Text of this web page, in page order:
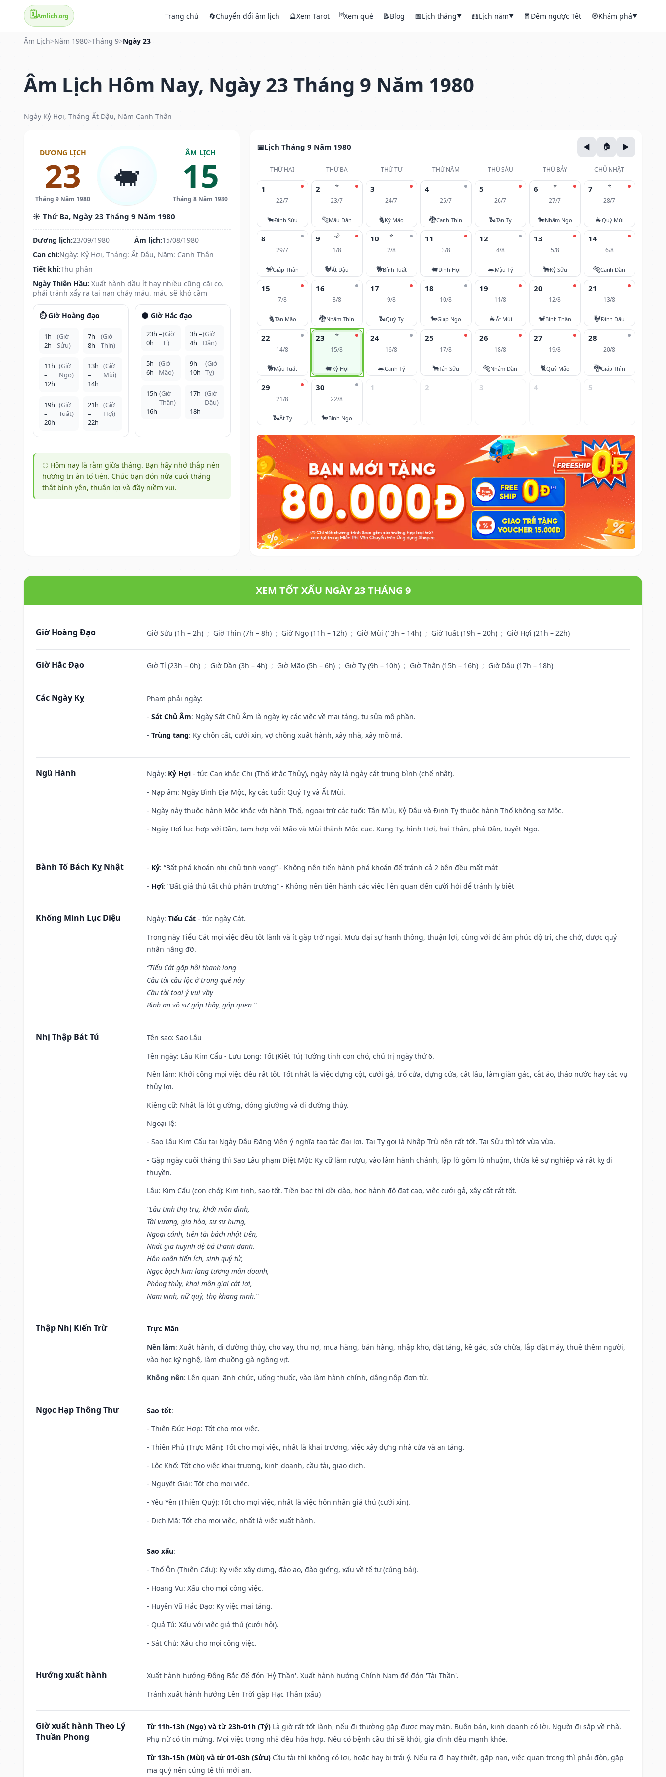
🗓️Amlich.org Trang chủ 🔄Chuyển đổi âm lịch 🔮Xem Tarot 🃏Xem quẻ 📝Blog 📅Lịch tháng▼ 📖Lịch năm▼ 🧧Đếm ngược Tết 🧭Khám phá▼
Âm Lịch>Năm 1980>Tháng 9>Ngày 23
Âm Lịch Hôm Nay, Ngày 23 Tháng 9 Năm 1980
Ngày Kỷ Hợi, Tháng Ất Dậu, Năm Canh Thân
DƯƠNG LỊCH
23
Tháng 9 Năm 1980
🐖
ÂM LỊCH
15
Tháng 8 Năm 1980
☀️ Thứ Ba, Ngày 23 Tháng 9 Năm 1980
Dương lịch:23/09/1980 Âm lịch:15/08/1980
Can chi:Ngày: Kỷ Hợi, Tháng: Ất Dậu, Năm: Canh Thân
Tiết khí:Thu phân
Ngày Thiên Hầu: Xuất hành dầu ít hay nhiều cũng cãi cọ,
phải tránh xẩy ra tai nạn chảy máu, máu sẽ khó cầm
⏱️ Giờ Hoàng đạo
1h –
2h
(Giờ
Sửu)
7h –
8h
(Giờ
Thìn)
11h
–
12h
(Giờ
Ngọ)
13h
–
14h
(Giờ
Mùi)
19h
–
20h
(Giờ
Tuất)
21h
–
22h
(Giờ
Hợi)
🌑 Giờ Hắc đạo
23h –
0h
(Giờ
Tí)
3h –
4h
(Giờ
Dần)
5h –
6h
(Giờ
Mão)
9h –
10h
(Giờ
Tỵ)
15h
–
16h
(Giờ
Thân)
17h
–
18h
(Giờ
Dậu)
🌕 Hôm nay là rằm giữa tháng. Bạn hãy nhớ thắp nén
hương tri ân tổ tiên. Chúc bạn đón nửa cuối tháng
thật bình yên, thuận lợi và đầy niềm vui.
Lịch Tháng 9 Năm 1980
THỨ HAI THỨ BA THỨ TƯ THỨ NĂM THỨ SÁU THỨ BẢY CHỦ NHẬT
1
22/7
🐂Đinh Sửu
⭐
2
23/7
🐅Mậu Dần
3
24/7
🐈Kỷ Mão
4
25/7
🐉Canh Thìn
5
26/7
🐍Tân Tỵ
⭐
6
27/7
🐎Nhâm Ngọ
⭐
7
28/7
🐐Quý Mùi
8
29/7
🐒Giáp Thân
🌙
9
1/8
🐓Ất Dậu
⭐
10
2/8
🐕Bính Tuất
11
3/8
🐖Đinh Hợi
12
4/8
🐀Mậu Tý
13
5/8
🐂Kỷ Sửu
14
6/8
🐅Canh Dần
15
7/8
🐈Tân Mão
16
8/8
🐉Nhâm Thìn
17
9/8
🐍Quý Tỵ
18
10/8
🐎Giáp Ngọ
19
11/8
🐐Ất Mùi
20
12/8
🐒Bính Thân
21
13/8
🐓Đinh Dậu
22
14/8
🐕Mậu Tuất
⭐
23
15/8
🐖Kỷ Hợi
24
16/8
🐀Canh Tý
25
17/8
🐂Tân Sửu
26
18/8
🐅Nhâm Dần
27
19/8
🐈Quý Mão
28
20/8
🐉Giáp Thìn
29
21/8
🐍Ất Tỵ
30
22/8
🐎Bính Ngọ
1 2 3 4 5
XEM TỐT XẤU NGÀY 23 THÁNG 9
Giờ Hoàng Đạo Giờ Sửu (1h – 2h) ; Giờ Thìn (7h – 8h) ; Giờ Ngọ (11h – 12h) ; Giờ Mùi (13h – 14h) ; Giờ Tuất (19h – 20h) ; Giờ Hợi (21h – 22h)
Giờ Hắc Đạo Giờ Tí (23h – 0h) ; Giờ Dần (3h – 4h) ; Giờ Mão (5h – 6h) ; Giờ Tỵ (9h – 10h) ; Giờ Thân (15h – 16h) ; Giờ Dậu (17h – 18h)
Các Ngày Kỵ
Phạm phải ngày:
- Sát Chủ Âm: Ngày Sát Chủ Âm là ngày kỵ các việc về mai táng, tu sửa mộ phần.
- Trùng tang: Kỵ chôn cất, cưới xin, vợ chồng xuất hành, xây nhà, xây mồ mả.
Ngũ Hành Ngày: Kỷ Hợi - tức Can khắc Chi (Thổ khắc Thủy), ngày này là ngày cát trung bình (chế nhật).
- Nạp âm: Ngày Bình Địa Mộc, kỵ các tuổi: Quý Tỵ và Ất Mùi.
- Ngày này thuộc hành Mộc khắc với hành Thổ, ngoại trừ các tuổi: Tân Mùi, Kỷ Dậu và Đinh Tỵ thuộc hành Thổ không sợ Mộc.
- Ngày Hợi lục hợp với Dần, tam hợp với Mão và Mùi thành Mộc cục. Xung Tỵ, hình Hợi, hại Thân, phá Dần, tuyệt Ngọ.
Bành Tổ Bách Kỵ Nhật - Kỷ: “Bất phá khoán nhị chủ tịnh vong” - Không nên tiến hành phá khoán để tránh cả 2 bên đều mất mát
- Hợi: “Bất giá thú tất chủ phân trương” - Không nên tiến hành các việc liên quan đến cưới hỏi để tránh ly biệt
Khổng Minh Lục Diệu Ngày: Tiểu Cát - tức ngày Cát.
Trong này Tiểu Cát mọi việc đều tốt lành và ít gặp trở ngại. Mưu đại sự hanh thông, thuận lợi, cùng với đó âm phúc độ trì, che chở, được quý
nhân nâng đỡ.
“Tiểu Cát gặp hội thanh long
Cầu tài cầu lộc ở trong quẻ này
Cầu tài toại ý vui vầy
Bình an vô sự gặp thầy, gặp quen.”
Nhị Thập Bát Tú Tên sao: Sao Lâu
Tên ngày: Lâu Kim Cẩu - Lưu Long: Tốt (Kiết Tú) Tướng tinh con chó, chủ trị ngày thứ 6.
Nên làm: Khởi công mọi việc đều rất tốt. Tốt nhất là việc dựng cột, cưới gả, trổ cửa, dựng cửa, cất lầu, làm giàn gác, cắt áo, tháo nước hay các vụ
thủy lợi.
Kiêng cữ: Nhất là lót giường, đóng giường và đi đường thủy.
Ngoại lệ:
- Sao Lâu Kim Cẩu tại Ngày Dậu Đăng Viên ý nghĩa tạo tác đại lợi. Tại Tỵ gọi là Nhập Trù nên rất tốt. Tại Sửu thì tốt vừa vừa.
- Gặp ngày cuối tháng thì Sao Lâu phạm Diệt Một: Kỵ cữ làm rượu, vào làm hành chánh, lập lò gốm lò nhuộm, thừa kế sự nghiệp và rất kỵ đi
thuyền.
Lâu: Kim Cẩu (con chó): Kim tinh, sao tốt. Tiền bạc thì dồi dào, học hành đỗ đạt cao, việc cưới gả, xây cất rất tốt.
“Lâu tinh thụ trụ, khởi môn đình,
Tài vượng, gia hòa, sự sự hưng,
Ngoại cảnh, tiền tài bách nhật tiến,
Nhất gia huynh đệ bá thanh danh.
Hôn nhân tiến ích, sinh quý tử,
Ngọc bạch kim lang tương mãn doanh,
Phóng thủy, khai môn giai cát lợi,
Nam vinh, nữ quý, thọ khang ninh.”
Thập Nhị Kiến Trừ
Trực Mãn
Nên làm: Xuất hành, đi đường thủy, cho vay, thu nợ, mua hàng, bán hàng, nhập kho, đặt táng, kê gác, sửa chữa, lắp đặt máy, thuê thêm người,
vào học kỹ nghệ, làm chuồng gà ngỗng vịt.
Không nên: Lên quan lãnh chức, uống thuốc, vào làm hành chính, dâng nộp đơn từ.
Ngọc Hạp Thông Thư Sao tốt:
- Thiên Đức Hợp: Tốt cho mọi việc.
- Thiên Phú (Trực Mãn): Tốt cho mọi việc, nhất là khai trương, việc xây dựng nhà cửa và an táng.
- Lộc Khố: Tốt cho việc khai trương, kinh doanh, cầu tài, giao dịch.
- Nguyệt Giải: Tốt cho mọi việc.
- Yếu Yên (Thiên Quý): Tốt cho mọi việc, nhất là việc hôn nhân giá thú (cưới xin).
- Dịch Mã: Tốt cho mọi việc, nhất là việc xuất hành.
Sao xấu:
- Thổ Ôn (Thiên Cẩu): Kỵ việc xây dựng, đào ao, đào giếng, xấu về tế tự (cúng bái).
- Hoang Vu: Xấu cho mọi công việc.
- Huyền Vũ Hắc Đạo: Kỵ việc mai táng.
- Quả Tú: Xấu với việc giá thú (cưới hỏi).
- Sát Chủ: Xấu cho mọi công việc.
Hướng xuất hành
Xuất hành hướng Đông Bắc để đón 'Hỷ Thần'. Xuất hành hướng Chính Nam để đón 'Tài Thần'.
Tránh xuất hành hướng Lên Trời gặp Hạc Thần (xấu)
Giờ xuất hành Theo Lý
Thuần Phong
Từ 11h-13h (Ngọ) và từ 23h-01h (Tý) Là giờ rất tốt lành, nếu đi thường gặp được may mắn. Buôn bán, kinh doanh có lời. Người đi sắp về nhà.
Phụ nữ có tin mừng. Mọi việc trong nhà đều hòa hợp. Nếu có bệnh cầu thì sẽ khỏi, gia đình đều mạnh khỏe.
Từ 13h-15h (Mùi) và từ 01-03h (Sửu) Cầu tài thì không có lợi, hoặc hay bị trái ý. Nếu ra đi hay thiệt, gặp nạn, việc quan trọng thì phải đòn, gặp
ma quỷ nên cúng tế thì mới an.